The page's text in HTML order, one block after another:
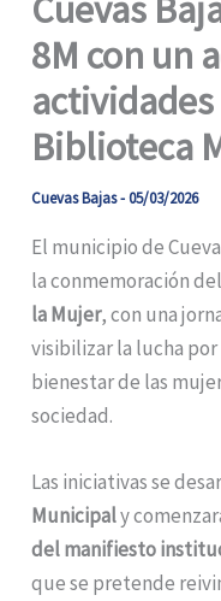
8M con un
Biblioteca
Cuevas Bajas-05/03/2026
El municipio de
la conmemoración
la Mujer, con una
visibilizar la lucha
bienestar de las
sociedad.
Las iniciativas se
Municipaly
del manifiesto
que se pretende